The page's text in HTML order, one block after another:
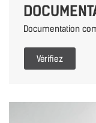
Documentation
Vérifiez